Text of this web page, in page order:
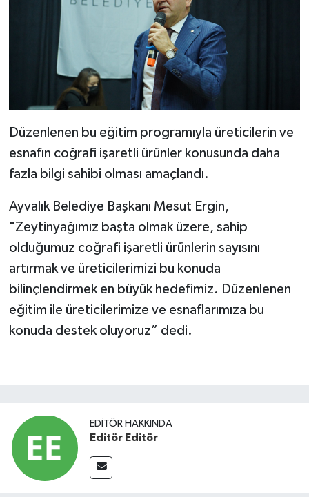
Düzenlenen bu eğitim programıyla üreticilerin ve
esnafın coğrafi işaretli ürünler konusunda daha
fazla bilgi sahibi olması amaçlandı.
Ayvalık Belediye Başkanı Mesut Ergin,
"Zeytinyağımız başta olmak üzere, sahip
olduğumuz coğrafi işaretli ürünlerin sayısını
artırmak ve üreticilerimizi bu konuda
bilinçlendirmek en büyük hedefimiz. Düzenlenen
eğitim ile üreticilerimize ve esnaflarımıza bu
konuda destek oluyoruz” dedi.
EDITÖR HAKKINDA
Editör Editör